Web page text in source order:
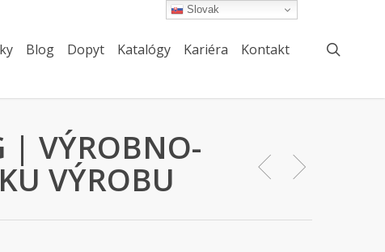
Blog Dopyt Katalógy Kariéra Kontakt
| VÝROBNO-
VÝROBU
Slovak